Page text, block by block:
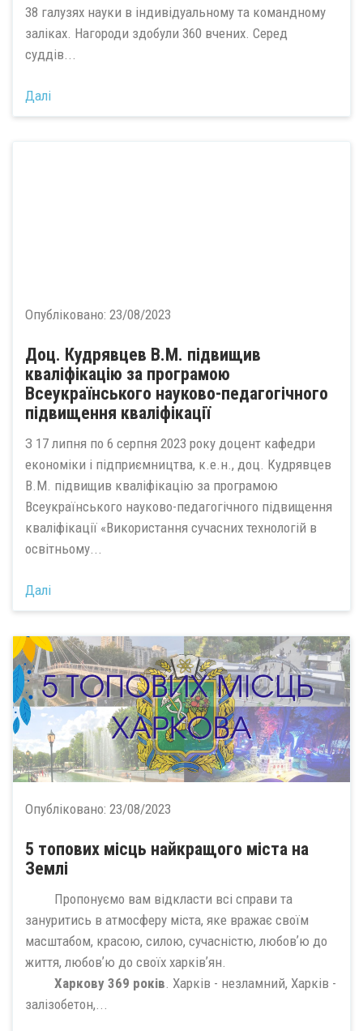
38 галузях науки в індивідуальному та командному
заліках. Нагороди здобули 360 вчених. Серед
суддів...
Далі
Опубліковано: 23/08/2023
Доц. Кудрявцев В.М. підвищив
кваліфікацію за програмою
Всеукраїнського науково-педагогічного
підвищення кваліфікації
З 17 липня по 6 серпня 2023 року доцент кафедри
економіки і підприємництва, к.е.н., доц. Кудрявцев
В.М. підвищив кваліфікацію за програмою
Всеукраїнського науково-педагогічного підвищення
кваліфікації «Використання сучасних технологій в
освітньому...
Далі
Опубліковано: 23/08/2023
5 топових місць найкращого міста на
Землі
Пропонуємо вам відкласти всі справи та
зануритись в атмосферу міста, яке вражає своїм
масштабом, красою, силою, сучасністю, любовʼю до
життя, любовʼю до своїх харківʼян.
Харкову 369 років. Харків - незламний, Харків -
залізобетон,...